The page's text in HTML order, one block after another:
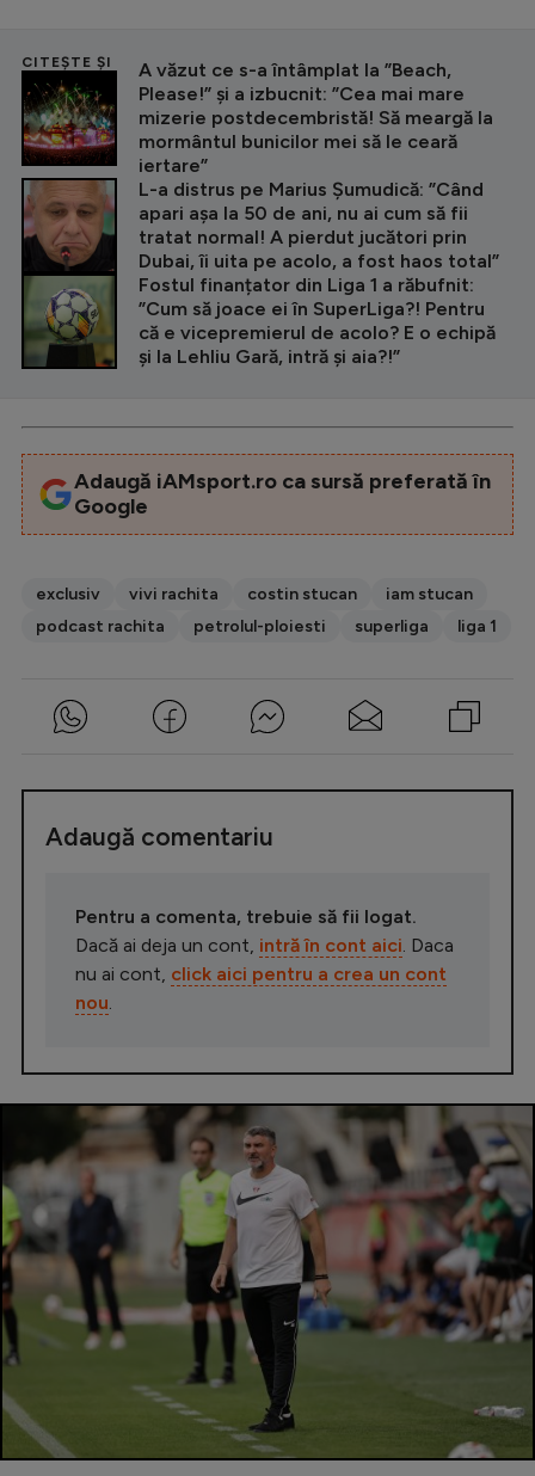
CITEȘTE ȘI
A văzut ce s-a întâmplat la ”Beach,
Please!” și a izbucnit: ”Cea mai mare
mizerie postdecembristă! Să meargă la
mormântul bunicilor mei să le ceară
iertare”
L-a distrus pe Marius Șumudică: ”Când
apari așa la 50 de ani, nu ai cum să fii
tratat normal! A pierdut jucători prin
Dubai, îi uita pe acolo, a fost haos total”
Fostul finanțator din Liga 1 a răbufnit:
”Cum să joace ei în SuperLiga?! Pentru
că e vicepremierul de acolo? E o echipă
și la Lehliu Gară, intră și aia?!”
Adaugă iAMsport.ro ca sursă preferată în
Google
exclusiv vivi rachita costin stucan
iam stucan
podcast rachita
petrolul-ploiesti superliga liga 1
Adaugă comentariu
Pentru a comenta, trebuie să fii logat.
Dacă ai deja un cont, intră în cont aici. Daca
nu ai cont, click aici pentru a crea un cont
nou.